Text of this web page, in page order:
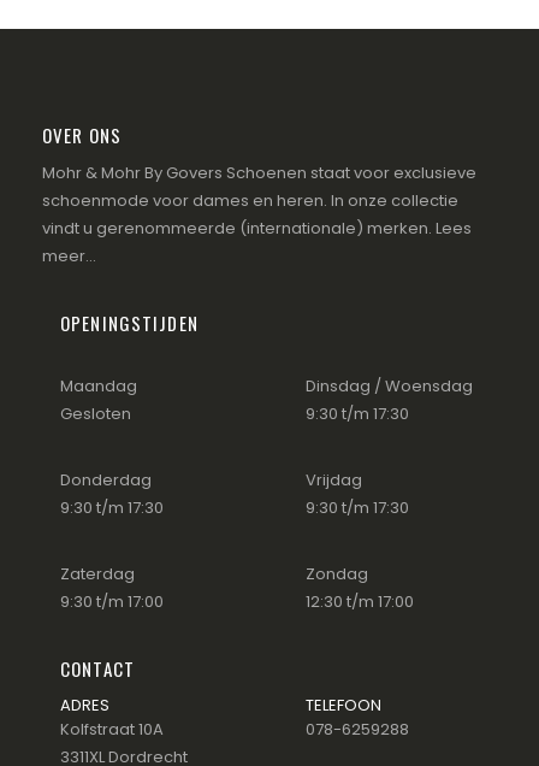
OVER ONS
Mohr & Mohr By Govers Schoenen staat voor exclusieve
schoenmode voor dames en heren. In onze collectie
vindt u gerenommeerde (internationale) merken. Lees
meer...
OPENINGSTIJDEN
Maandag
Gesloten
Dinsdag / Woensdag
9:30 t/m 17:30
Donderdag
9:30 t/m 17:30
Vrijdag
9:30 t/m 17:30
Zaterdag
9:30 t/m 17:00
Zondag
12:30 t/m 17:00
CONTACT
ADRES
Kolfstraat 10A
3311XL Dordrecht
TELEFOON
078-6259288